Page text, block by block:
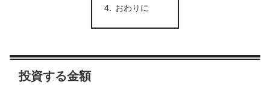
おわりに
投資する金額